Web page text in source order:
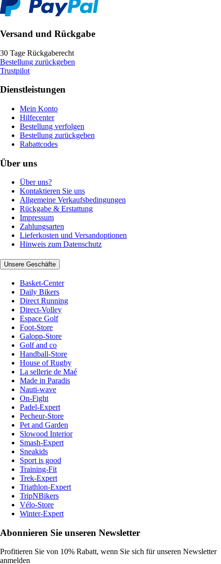
Versand und Rückgabe
30 Tage Rückgaberecht
Bestellung zurückgeben
Trustpilot
Dienstleistungen
Mein Konto
Hilfecenter
Bestellung verfolgen
Bestellung zurückgeben
Rabattcodes
Über uns
Über uns?
Kontaktieren Sie uns
Allgemeine Verkaufsbedingungen
Rückgabe & Erstattung
Impressum
Zahlungsarten
Lieferkosten und Versandoptionen
Hinweis zum Datenschutz
Unsere Geschäfte
Basket-Center
Daily Bikers
Direct Running
Direct-Volley
Espace Golf
Foot-Store
Galopp-Store
Golf and co
Handball-Store
House of Rugby
La sellerie de Maé
Made in Paradis
Nauti-wave
On-Fight
Padel-Expert
Pecheur-Store
Pet and Garden
Slowood Interior
Smash-Expert
Sneakids
Sport is good
Training-Fit
Trek-Expert
Triathlon-Expert
TripNBikers
Vélo-Store
Winter-Expert
Abonnieren Sie unseren Newsletter
Profitieren Sie von 10% Rabatt, wenn Sie sich für unseren Newsletter
anmelden